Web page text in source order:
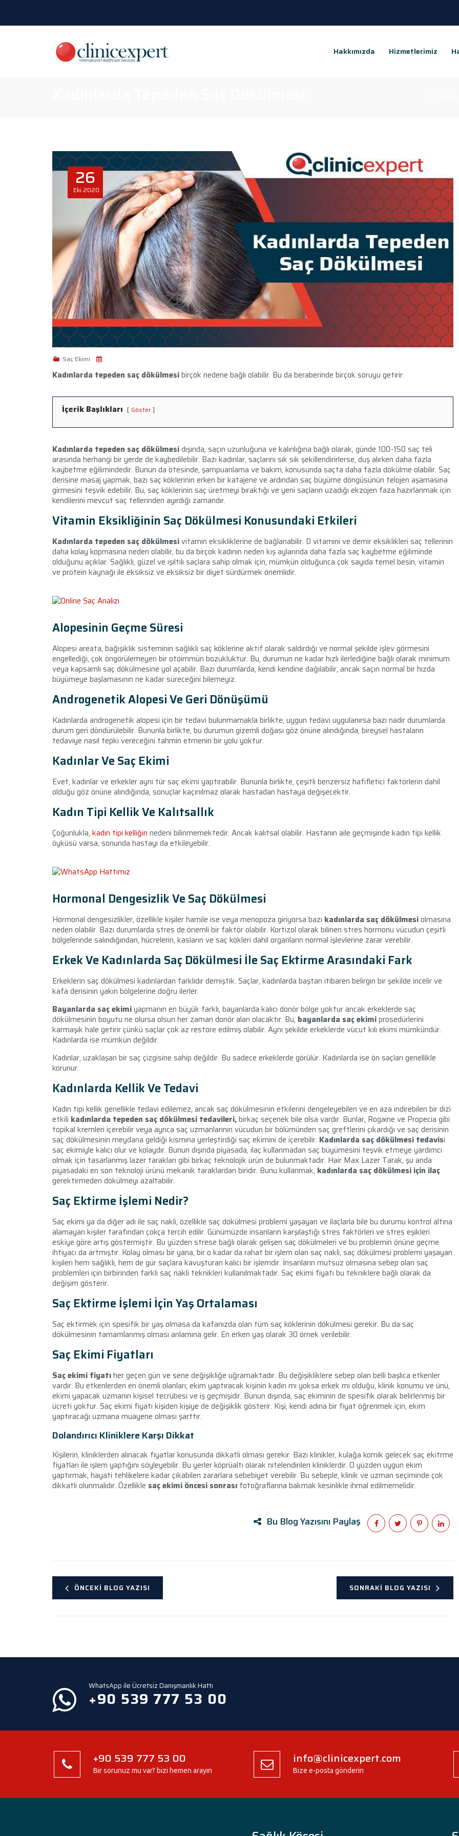
Hakkımızda Hizmetlerimiz
26
Eki 2020
Saç Ekimi
Kadınlarda tepeden saç dökülmesibirçok nedene bağlı olabilir. Bu da beraberinde birçok soruyu getirir.
İçerik Başlıkları Göster
Kadınlarda tepeden saç dökülmesidışında, saçın uzunluğuna ve kalınlığına bağlı olarak, günde 100-150 saç teli
arasında herhangi bir yerde de kaybedilebilir. Bazı kadınlar, saçlarını sık sık şekillendirirlerse, duş alırken daha fazla
kaybetme eğilimindedir. Bunun da ötesinde, şampuanlama ve bakım, konusunda saçta daha fazla dökülme olabilir. Saç
derisine masaj yapmak, bazı saç köklerinin erken bir katajene ve ardından saç büyüme döngüsünün telojen aşamasına
girmesini teşvik edebilir. Bu, saç köklerinin saç üretmeyi bıraktığı ve yeni saçların uzadığı ekzojen faza hazırlanmak için
kendilerini mevcut saç tellerinden ayırdığı zamandır.
Vitamin Eksikliğinin Saç Dökülmesi Konusundaki Etkileri
Kadınlarda tepeden saç dökülmesivitamin eksikliklerine de bağlanabilir. D vitamini ve demir eksiklikleri saç tellerinin
daha kolay kopmasına neden olabilir, bu da birçok kadının neden kış aylarında daha fazla saç kaybetme eğiliminde
olduğunu açıklar. Sağlıklı, güzel ve ışıltılı saçlara sahip olmak için, mümkün olduğunca çok sayıda temel besin, vitamin
ve protein kaynağı ile eksiksiz ve eksiksiz bir diyet sürdürmek önemlidir.
Alopesinin Geçme Süresi
Alopesi areata, bağışıklık sisteminin sağlıklı saç köklerine aktif olarak saldırdığı ve normal şekilde işlev görmesini
engellediği, çok öngörülemeyen bir otoimmün bozukluktur. Bu, durumun ne kadar hızlı ilerlediğine bağlı olarak minimum
veya kapsamlı saç dökülmesine yol açabilir. Bazı durumlarda, kendi kendine dağılabilir, ancak saçın normal bir hızda
büyümeye başlamasının ne kadar süreceğini bilemeyiz.
Androgenetik Alopesi Ve Geri Dönüşümü
Kadınlarda androgenetik alopesi için bir tedavi bulunmamakla birlikte, uygun tedavi uygulanırsa bazı nadir durumlarda
durum geri döndürülebilir. Bununla birlikte, bu durumun gizemli doğası göz önüne alındığında, bireysel hastaların
tedaviye nasıl tepki vereceğini tahmin etmenin bir yolu yoktur.
Kadınlar Ve Saç Ekimi
Evet, kadınlar ve erkekler aynı tür saç ekimi yaptırabilir. Bununla birlikte, çeşitli benzersiz hafifletici faktörlerin dahil
olduğu göz önüne alındığında, sonuçlar kaçınılmaz olarak hastadan hastaya değişecektir.
Kadın Tipi Kellik Ve Kalıtsallık
Çoğunlukla, kadın tipi kelliğin nedeni bilinmemektedir. Ancak kalıtsal olabilir. Hastanın aile geçmişinde kadın tipi kellik
öyküsü varsa, sonunda hastayı da etkileyebilir.
Hormonal Dengesizlik Ve Saç Dökülmesi
Hormonal dengesizlikler, özellikle kişiler hamile ise veya menopoza giriyorsa bazı kadınlarda saç dökülmesiolmasına
neden olabilir. Bazı durumlarda stres de önemli bir faktör olabilir. Kortizol olarak bilinen stres hormonu vücudun çeşitli
bölgelerinde salındığından, hücrelerin, kasların ve saç kökleri dahil organların normal işlevlerine zarar verebilir.
Erkek Ve Kadınlarda Saç Dökülmesi İle Saç Ektirme Arasındaki Fark
Erkeklerin saç dökülmesi kadınlardan farklıdır demiştik. Saçlar, kadınlarda baştan itibaren belirgin bir şekilde incelir ve
kafa derisinin yakın bölgelerine doğru ilerler.
Bayanlarda saç ekimiyapmanın en büyük farklı, bayanlarda kalıcı donör bölge yoktur ancak erkeklerde saç
dökülmesinin boyutu ne olursa olsun her zaman donör alan olacaktır. Bu, bayanlarda saç ekimiprosedürlerini
karmaşık hale getirir çünkü saçlar çok az restore edilmiş olabilir. Aynı şekilde erkeklerde vücut kılı ekimi mümkündür.
Kadınlarda ise mümkün değildir.
Kadınlar, uzaklaşan bir saç çizgisine sahip değildir. Bu sadece erkeklerde görülür. Kadınlarda ise ön saçları genellikle
korunur.
Kadınlarda Kellik Ve Tedavi
Kadın tipi kellik genellikle tedavi edilemez, ancak saç dökülmesinin etkilerini dengeleyebilen ve en aza indirebilen bir dizi
etkili kadınlarda tepeden saç dökülmesi tedavileri,birkaç seçenek bile olsa vardır. Bunlar, Rogaine ve Propecia gibi
topikal kremleri içerebilir veya ayrıca saç uzmanlarının vücudun bir bölümünden saç greftlerini çıkardığı ve saç derisinin
saç dökülmesinin meydana geldiği kısmına yerleştirdiği saç ekimini de içerebilir. Kadınlarda saç dökülmesi tedavisi
saç ekimiyle kalıcı olur ve kolaydır. Bunun dışında piyasada, ilaç kullanmadan saç büyümesini teşvik etmeye yardımcı
olmak için tasarlanmış lazer tarakları gibi birkaç teknolojik ürün de bulunmaktadır. Hair Max Lazer Tarak, şu anda
piyasadaki en son teknoloji ürünü mekanik taraklardan biridir. Bunu kullanmak, kadınlarda saç dökülmesi için ilaç
gerektirmeden dökülmeyi azaltabilir.
Saç Ektirme İşlemi Nedir?
Saç ekimi ya da diğer adı ile saç nakli, özellikle saç dökülmesi problemi yaşayan ve ilaçlarla bile bu durumu kontrol altına
alamayan kişiler tarafından çokça tercih edilir. Günümüzde insanların karşılaştığı stres faktörleri ve stres eşikleri
eskiye göre artış göstermiştir. Bu yüzden strese bağlı olarak gelişen saç dökülmeleri ve bu problemin önüne geçme
ihtiyacı da artmıştır. Kolay olması bir yana, bir o kadar da rahat bir işlem olan saç nakli, saç dökülmesi problemi yaşayan
kişileri hem sağlıklı, hem de gür saçlara kavuşturan kalıcı bir işlemdir. İnsanların mutsuz olmasına sebep olan saç
problemleri için birbirinden farklı saç nakli teknikleri kullanılmaktadır. Saç ekimi fiyatı bu tekniklere bağlı olarak da
değişim gösterir.
Saç Ektirme İşlemi İçin Yaş Ortalaması
Saç ektirmek için spesifik bir yaş olmasa da kafanızda olan tüm saç köklerinin dökülmesi gerekir. Bu da saç
dökülmesinin tamamlanmış olması anlamına gelir. En erken yaş olarak 30 örnek verilebilir.
Saç Ekimi Fiyatları
Saç ekimi fiyatıher geçen gün ve sene değişikliğe uğramaktadır. Bu değişikliklere sebep olan belli başlıca etkenler
vardır. Bu etkenlerden en önemli olanları; ekim yaptıracak kişinin kadın mı yoksa erkek mi olduğu, klinik konumu ve ünü,
ekimi yapacak uzmanın kişisel tecrübesi ve iş geçmişidir. Bunun dışında, saç ekiminin de spesifik olarak belirlenmiş bir
ücreti yoktur. Saç ekimi fiyatı kişiden kişiye de değişiklik gösterir. Kişi, kendi adına bir fiyat öğrenmek için, ekim
yaptıracağı uzmana muayene olması şarttır.
Dolandırıcı Kliniklere Karşı Dikkat
Kişilerin, kliniklerden alınacak fiyatlar konusunda dikkatli olması gerekir. Bazı klinikler, kulağa komik gelecek saç ekitrme
fiyatları ile işlem yaptığını söyleyebilir. Bu yerler köprüaltı olarak nitelendirilen kliniklerdir. O yüzden uygun ekim
yaptırmak, hayati tehlikelere kadar çıkabilen zararlara sebebiyet verebilir. Bu sebeple, klinik ve uzman seçiminde çok
dikkatli olunmalıdır. Özellikle saç ekimi öncesi sonrası fotoğraflarına bakmak kesinlikle ihmal edilmemelidir.
Bu Blog Yazısını Paylaş
ÖNCEKI BLOG YAZISI SONRAKI BLOG YAZISI
WhatsApp ile Ücretsiz Danışmanlık Hattı
+90 539 777 53 00
+90 539 777 53 00
Bir sorunuz mu var? bizi hemen arayın
info@clinicexpert.com
Bize e-posta gönderin